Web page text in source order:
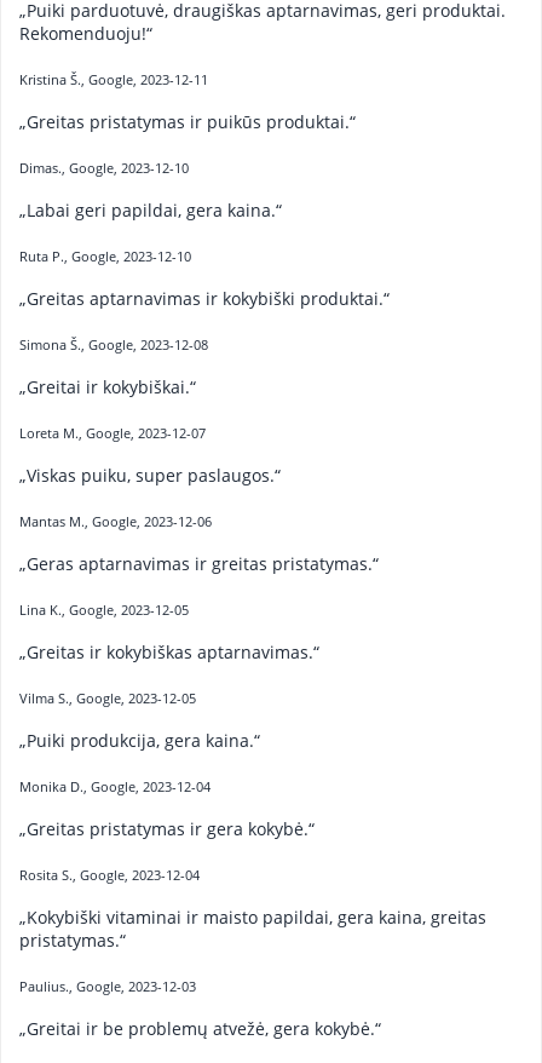
„Puiki parduotuvė, draugiškas aptarnavimas, geri produktai.
Rekomenduoju!“
Kristina Š., Google, 2023-12-11
„Greitas pristatymas ir puikūs produktai.“
Dimas., Google, 2023-12-10
„Labai geri papildai, gera kaina.“
Ruta P., Google, 2023-12-10
„Greitas aptarnavimas ir kokybiški produktai.“
Simona Š., Google, 2023-12-08
„Greitai ir kokybiškai.“
Loreta M., Google, 2023-12-07
„Viskas puiku, super paslaugos.“
Mantas M., Google, 2023-12-06
„Geras aptarnavimas ir greitas pristatymas.“
Lina K., Google, 2023-12-05
„Greitas ir kokybiškas aptarnavimas.“
Vilma S., Google, 2023-12-05
„Puiki produkcija, gera kaina.“
Monika D., Google, 2023-12-04
„Greitas pristatymas ir gera kokybė.“
Rosita S., Google, 2023-12-04
„Kokybiški vitaminai ir maisto papildai, gera kaina, greitas
pristatymas.“
Paulius., Google, 2023-12-03
„Greitai ir be problemų atvežė, gera kokybė.“